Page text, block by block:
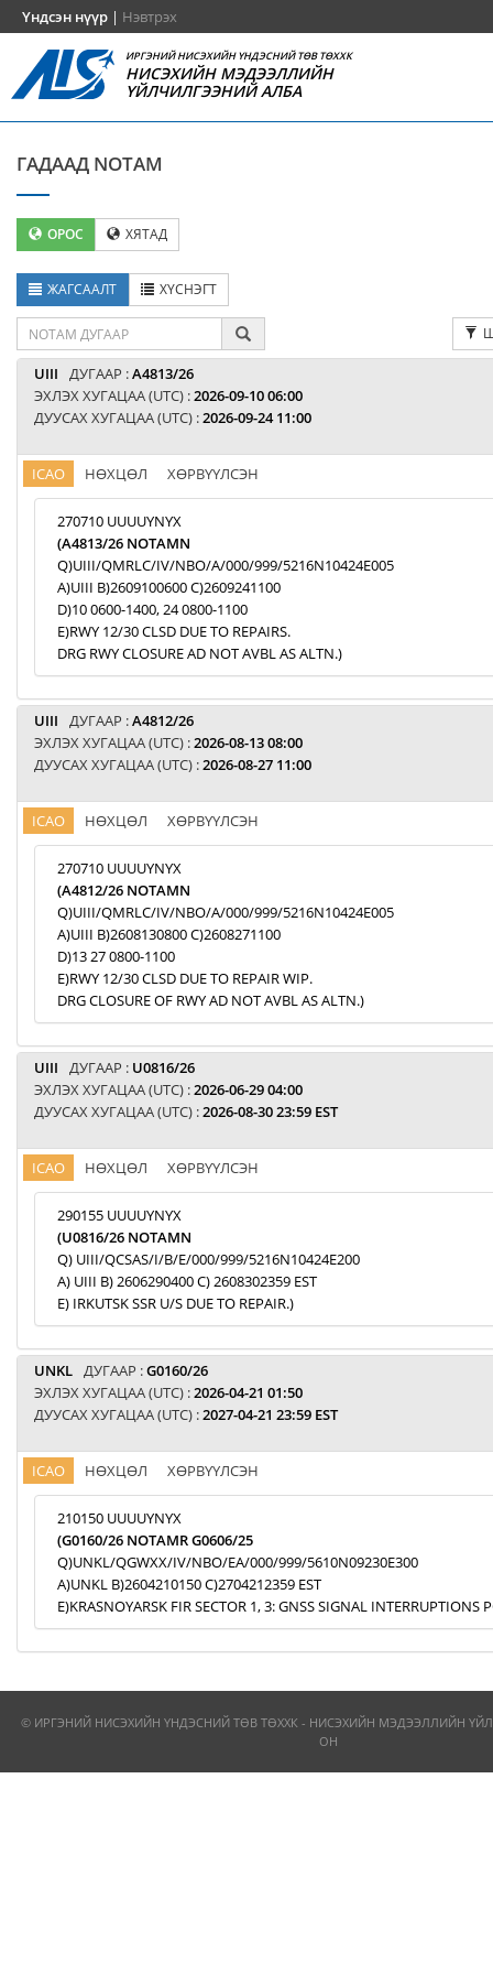
Үндсэн нүүр | Нэвтрэх
ИРГЭНИЙ НИСЭХИЙН ҮНДЭСНИЙ ТӨВ ТӨХХК
НИСЭХИЙН МЭДЭЭЛЛИЙН
ҮЙЛЧИЛГЭЭНИЙ АЛБА
ГАДААД NOTAM
ОРОС ХЯТАД
ЖАГСААЛТ ХҮСНЭГТ
UIII ДУГААР :A4813/26
ЭХЛЭХ ХУГАЦАА (UTC) :2026-09-10 06:00
ДУУСАХ ХУГАЦАА (UTC) :2026-09-24 11:00
ICAO НӨХЦӨЛ ХӨРВҮҮЛСЭН
270710 UUUUYNYX
(A4813/26 NOTAMN
Q)UIII/QMRLC/IV/NBO/A/000/999/5216N10424E005
A)UIII B)2609100600 C)2609241100
D)10 0600-1400, 24 0800-1100
E)RWY 12/30 CLSD DUE TO REPAIRS.
DRG RWY CLOSURE AD NOT AVBL AS ALTN.)
UIII ДУГААР :A4812/26
ЭХЛЭХ ХУГАЦАА (UTC) :2026-08-13 08:00
ДУУСАХ ХУГАЦАА (UTC) :2026-08-27 11:00
ICAO НӨХЦӨЛ ХӨРВҮҮЛСЭН
270710 UUUUYNYX
(A4812/26 NOTAMN
Q)UIII/QMRLC/IV/NBO/A/000/999/5216N10424E005
A)UIII B)2608130800 C)2608271100
D)13 27 0800-1100
E)RWY 12/30 CLSD DUE TO REPAIR WIP.
DRG CLOSURE OF RWY AD NOT AVBL AS ALTN.)
UIII ДУГААР : U0816/26
ЭХЛЭХ ХУГАЦАА (UTC) :2026-06-29 04:00
ДУУСАХ ХУГАЦАА (UTC) :2026-08-30 23:59 EST
ICAO НӨХЦӨЛ ХӨРВҮҮЛСЭН
290155 UUUUYNYX
(U0816/26 NOTAMN
Q) UIII/QCSAS/I/B/E/000/999/5216N10424E200
A) UIII B) 2606290400 C) 2608302359 EST
E) IRKUTSK SSR U/S DUE TO REPAIR.)
UNKL ДУГААР :G0160/26
ЭХЛЭХ ХУГАЦАА (UTC) :2026-04-21 01:50
ДУУСАХ ХУГАЦАА (UTC) :2027-04-21 23:59 EST
ICAO НӨХЦӨЛ ХӨРВҮҮЛСЭН
210150 UUUUYNYX
(G0160/26 NOTAMR G0606/25
Q)UNKL/QGWXX/IV/NBO/EA/000/999/5610N09230E300
A)UNKL B)2604210150 C)2704212359 EST
E)KRASNOYARSK FIR SECTOR 1, 3: GNSS SIGNAL INTERRUPTIONS
© ИРГЭНИЙ НИСЭХИЙН ҮНДЭСНИЙ ТӨВ ТӨХХК - НИСЭХИЙН МЭДЭЭЛЛИЙН
ОН